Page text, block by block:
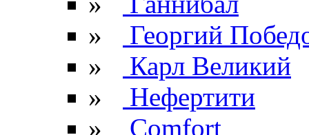
»
Георгий
»
Карл Великий
»
Нефертити
»
Comfort